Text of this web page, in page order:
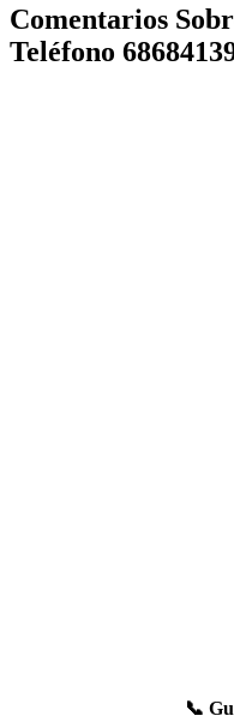
Comentarios
Teléfono
📞